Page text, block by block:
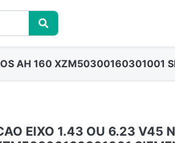
AH 160 XZM50300160301001
EIXO 1.43 OU 6.23 V45